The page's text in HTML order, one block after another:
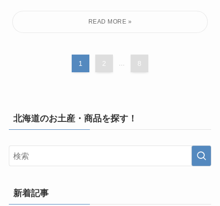
1 2 ... 8
北海道のお土産・商品を探す！
新着記事